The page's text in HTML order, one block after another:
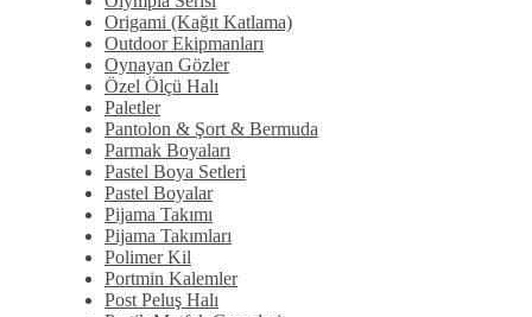
Origami (Kağıt Katlama)
Outdoor Ekipmanları
Oynayan Gözler
Özel Ölçü Halı
Paletler
Pantolon & Şort & Bermuda
Parmak Boyaları
Pastel Boya Setleri
Pastel Boyalar
Pijama Takımı
Pijama Takımları
Polimer Kil
Portmin Kalemler
Post Peluş Halı